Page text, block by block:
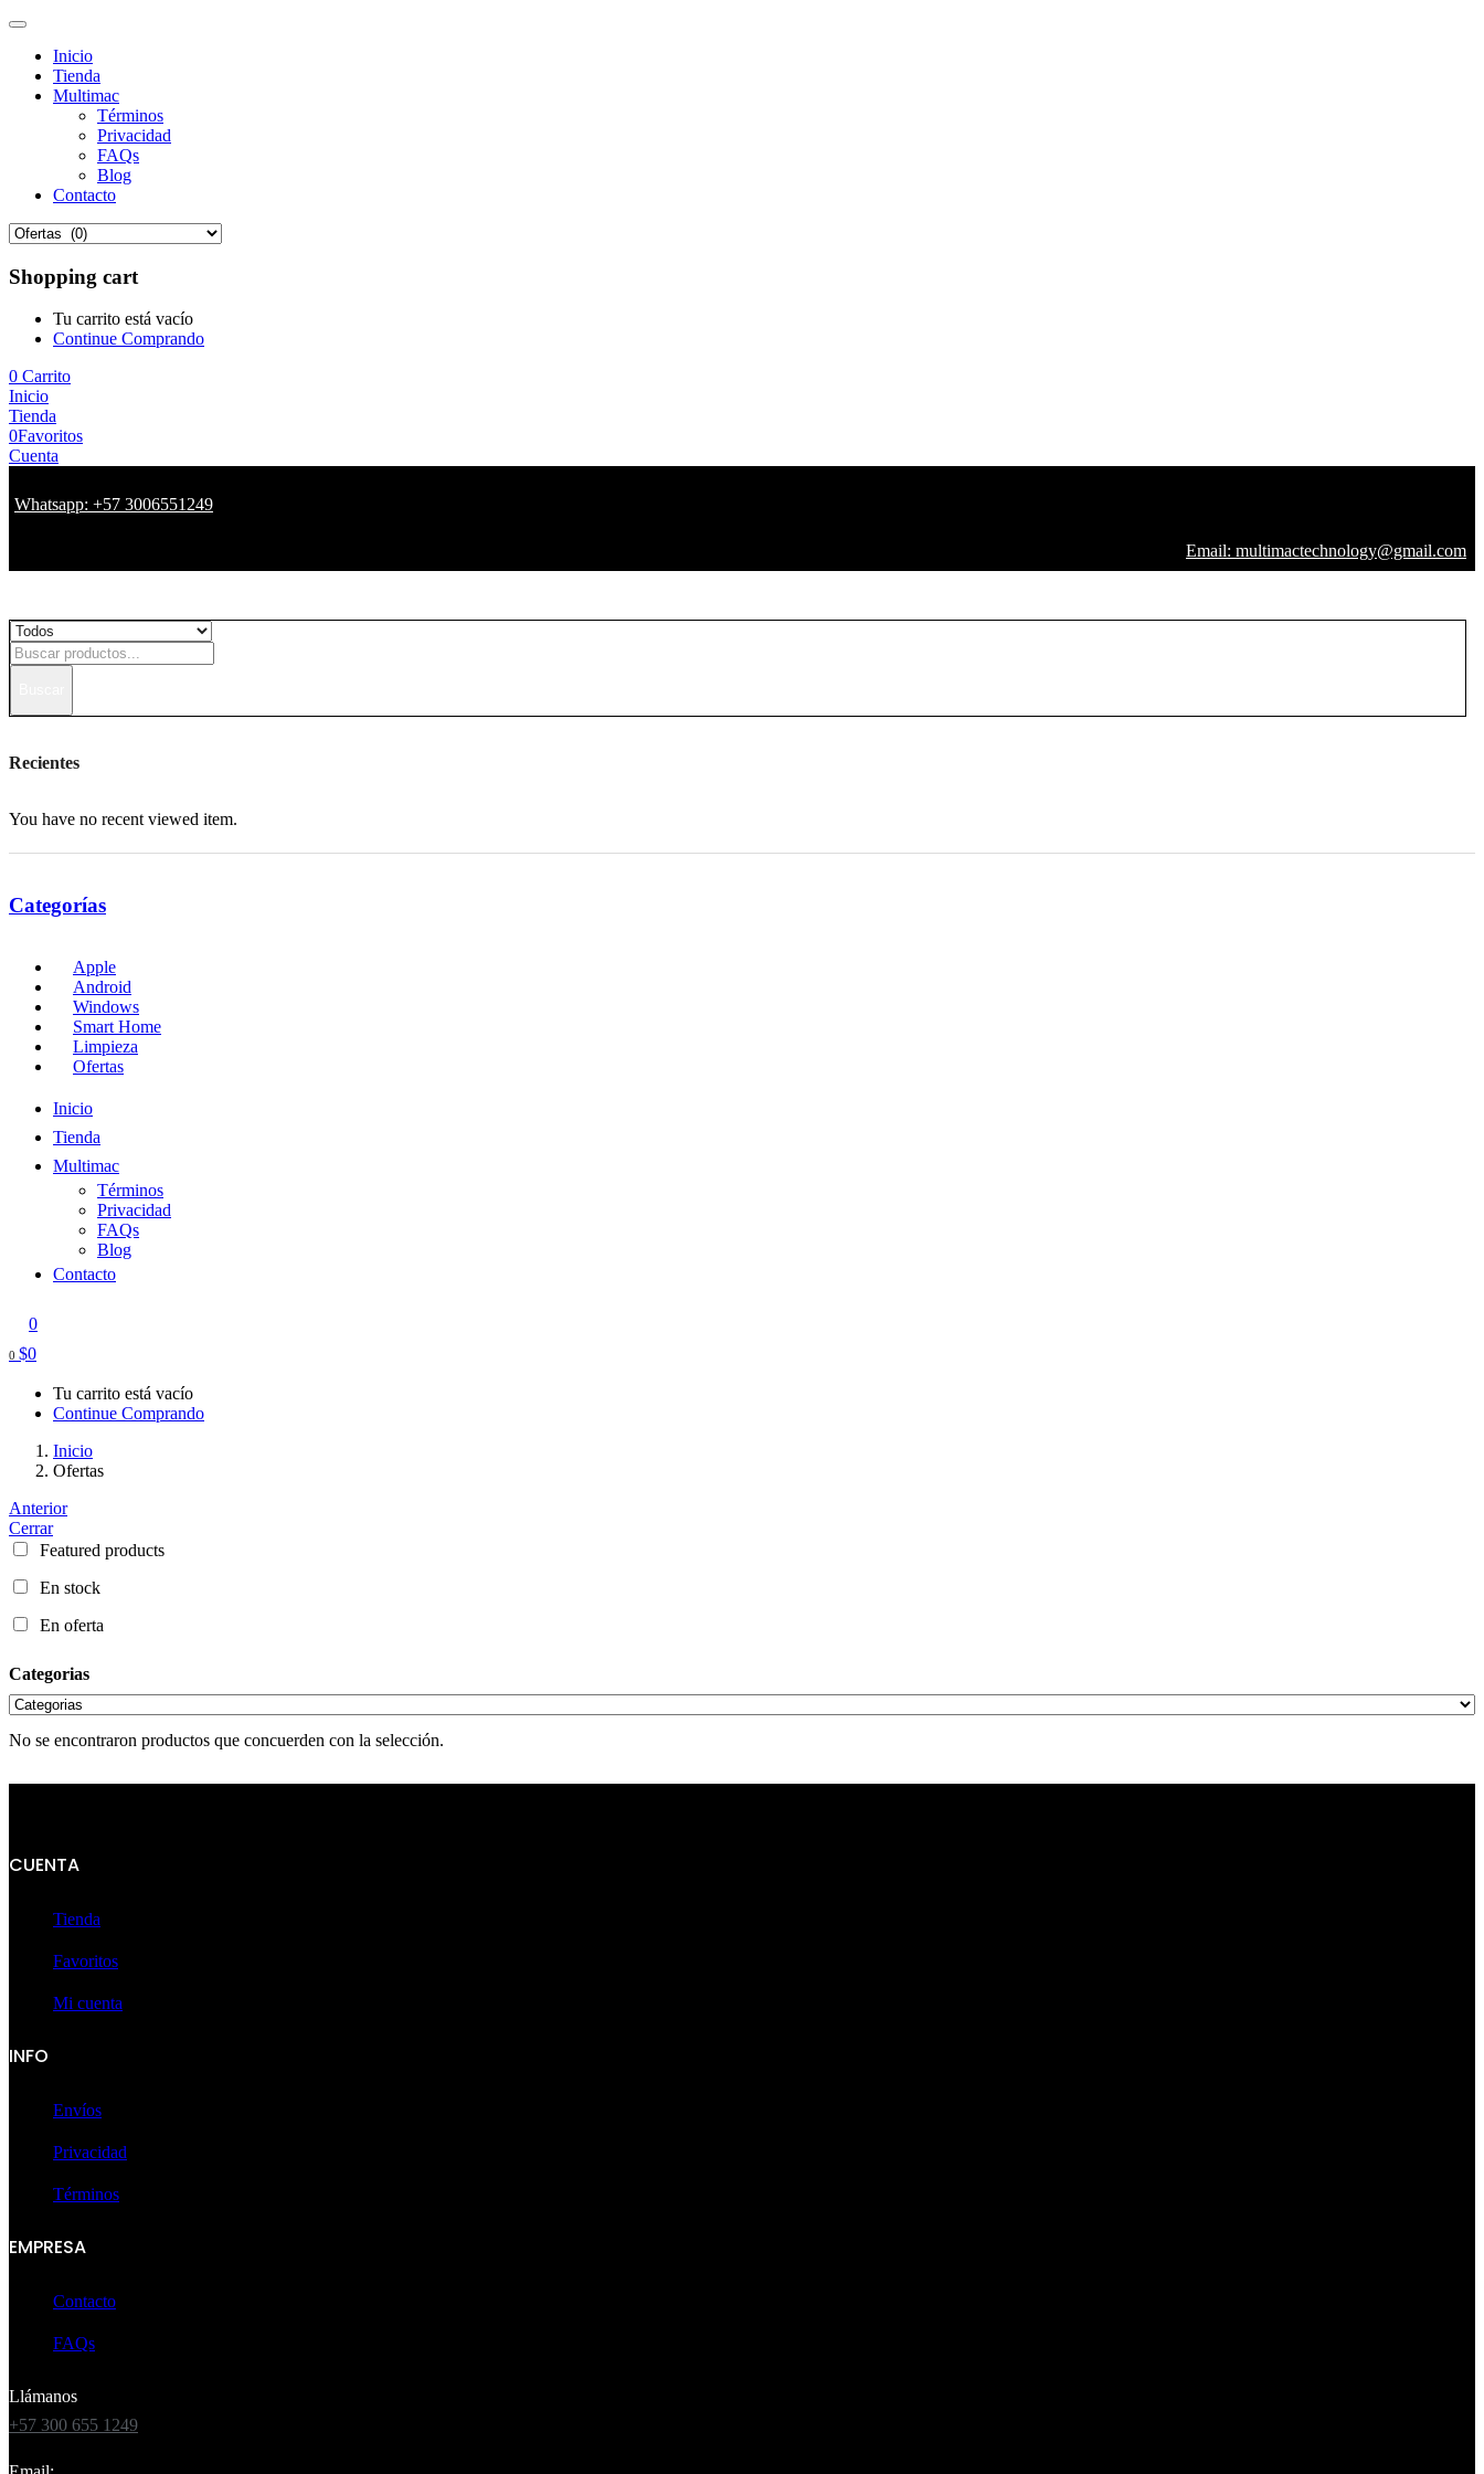
Inicio
Tienda
Multimac
Términos
Privacidad
FAQs
Blog
Contacto
Shopping cart
Tu carrito está vacío
Continue Comprando
0 Carrito
Inicio
Tienda
0Favoritos
Cuenta
Whatsapp: +57 3006551249
Email: multimactechnology@gmail.com
Recientes
You have no recent viewed item.
Categorías
Apple
Android
Windows
Smart Home
Limpieza
Ofertas
Inicio
Tienda
Multimac
Términos
Privacidad
FAQs
Blog
Contacto
0
0 $0
Tu carrito está vacío
Continue Comprando
Inicio
Ofertas
Anterior
Cerrar
Featured products
En stock
En oferta
Categorias
No se encontraron productos que concuerden con la selección.
CUENTA
Tienda
Favoritos
Mi cuenta
INFO
Envíos
Privacidad
Términos
EMPRESA
Contacto
FAQs
Llámanos
+57 300 655 1249